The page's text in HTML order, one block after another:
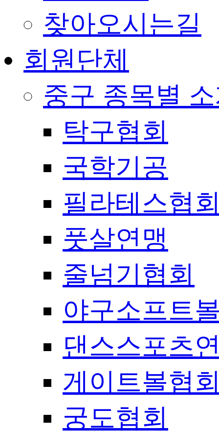
찾아오시는길
회원단체
중구 종목별
탁구협회
국학기공
필라테스협
풋살연맹
줄넘기협회
야구소프트
댄스스포츠
게이트볼협
궁도협회